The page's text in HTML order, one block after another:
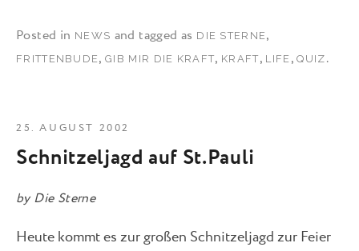
Posted in NEWS and tagged as DIE STERNE ,
FRITTENBUDE ,GIB MIR DIE KRAFT, KRAFT, LIFE ,QUIZ .
Schnitzeljagd auf St.Pauli
by Die Sterne
25. AUGUST 2002
Heute kommt es zur großen Schnitzeljagd zur Feier